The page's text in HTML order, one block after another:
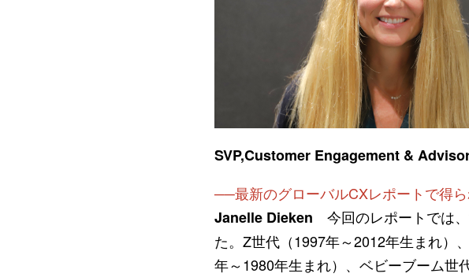
SVP,Customer Engagement &
──最新のグローバルCXレポートで得ら
Janelle Dieken 今回のレポートでは
た。Z世代（1997年～2012年生まれ）
年～1980年生まれ）、ベビーブーム世